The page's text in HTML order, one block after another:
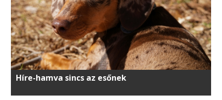
Híre-hamva sincs az esőnek